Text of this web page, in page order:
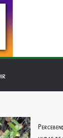
de Água da